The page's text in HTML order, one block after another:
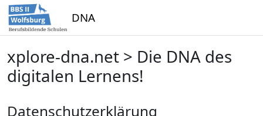
Zum Hauptinhalt
DNA
xplore-dna.net > Die DNA des
digitalen Lernens!
Datenschutzerklärung